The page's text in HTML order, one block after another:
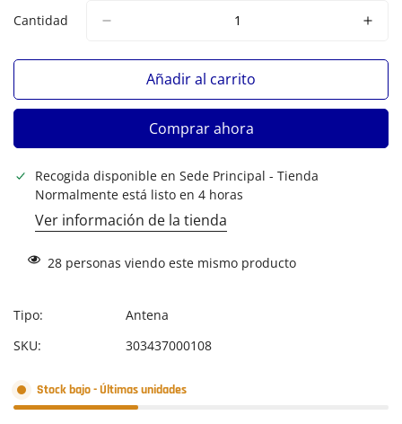
Cantidad
Añadir al carrito
Comprar ahora
Recogida disponible en Sede Principal - Tienda
Normalmente está listo en 4 horas
Ver información de la tienda
28 personas viendo este mismo producto
Tipo:
Antena
SKU:
303437000108
Stock bajo - Últimas unidades